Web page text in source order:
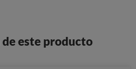
este producto